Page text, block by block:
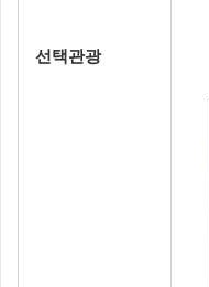
선택관광